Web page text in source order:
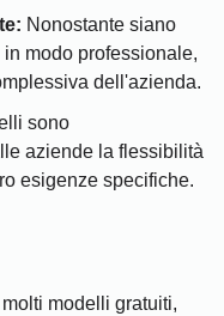
Nonostante siano
modo professionale,
dell'azienda.
sono
aziende la flessibilità
esigenze specifiche.
modelli gratuiti,